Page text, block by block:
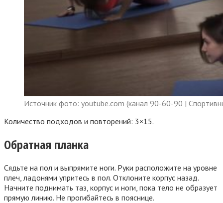
Источник фото: youtube.com (канал 90-60-90 |
Количество подходов и повторений: 3×15.
Обратная планка
Сядьте на пол и выпрямите ноги. Руки расположите на уровне
плеч, ладонями упритесь в пол. Отклоните корпус назад.
Начните поднимать таз, корпус и ноги, пока тело не образует
прямую линию. Не прогибайтесь в пояснице.